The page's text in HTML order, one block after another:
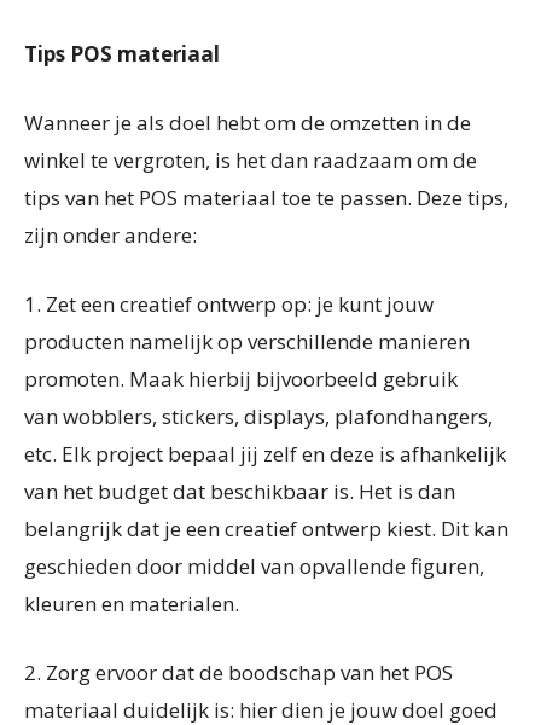
Tips POS materiaal
Wanneer je als doel hebt om de omzetten in de
winkel te vergroten, is het dan raadzaam om de
tips van het POS materiaal toe te passen. Deze tips,
zijn onder andere:
1. Zet een creatief ontwerp op: je kunt jouw
producten namelijk op verschillende manieren
promoten. Maak hierbij bijvoorbeeld gebruik
van wobblers, stickers, displays, plafondhangers,
etc. Elk project bepaal jij zelf en deze is afhankelijk
van het budget dat beschikbaar is. Het is dan
belangrijk dat je een creatief ontwerp kiest. Dit kan
geschieden door middel van opvallende figuren,
kleuren en materialen.
2. Zorg ervoor dat de boodschap van het POS
materiaal duidelijk is: hier dien je jouw doel goed